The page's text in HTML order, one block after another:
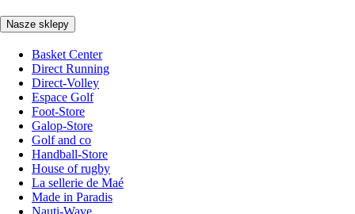
Nasze sklepy
Basket Center
Direct Running
Direct-Volley
Espace Golf
Foot-Store
Galop-Store
Golf and co
Handball-Store
House of rugby
La sellerie de Maé
Made in Paradis
Nauti-Wave